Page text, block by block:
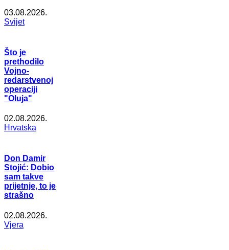
03.08.2026.
Svijet
Što je
prethodilo
Vojno-
redarstvenoj
operaciji
"Oluja"
02.08.2026.
Hrvatska
Don Damir
Stojić: Dobio
sam takve
prijetnje, to je
strašno
02.08.2026.
Vjera